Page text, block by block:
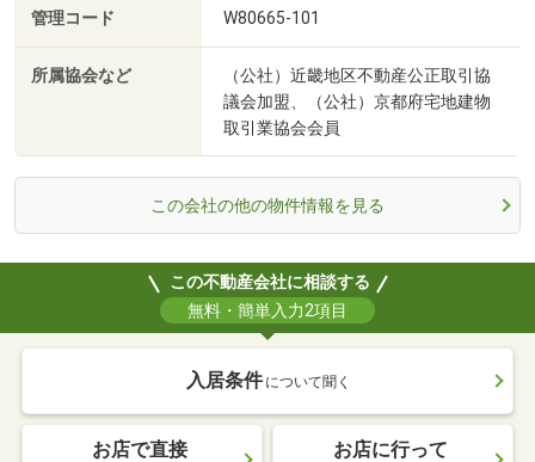
管理コード W80665-101
所属協会など
（公社）近畿地区不動産公正取引協
議会加盟、（公社）京都府宅地建物
取引業協会会員
この会社の他の物件情報を見る
この不動産会社に相談する
無料・簡単入力2項目
入居条件 について聞く
お店で直接 お店に行って